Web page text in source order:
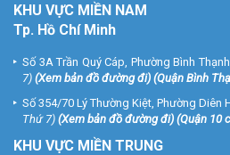
KHU VỰC MIỀN NAM
Tp. Hồ Chí Minh
Số 3A Trần Quý Cáp, Phường Bình Thạnh
7) (Xem bản đồ đường đi) (Quận Bình
Số 354/70 Lý Thường Kiệt, Phường Diên
Thứ 7) (Xem bản đồ đường đi) (Quận 10
KHU VỰC MIỀN TRUNG